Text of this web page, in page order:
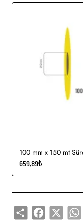
tutkal), Deep frezee
Kullanım Alanları:
etiketi, elektronik
sıcaklıklarda
amaçlar için sayısız
100 mm x 150 mt
659,89₺
Share Facebook
X